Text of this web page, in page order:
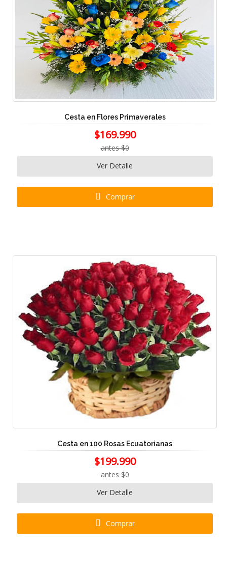
Cesta en Flores Primaverales
$169.990
antes $0
Ver Detalle
Comprar
Cesta en 100 Rosas Ecuatorianas
$199.990
antes $0
Ver Detalle
Comprar